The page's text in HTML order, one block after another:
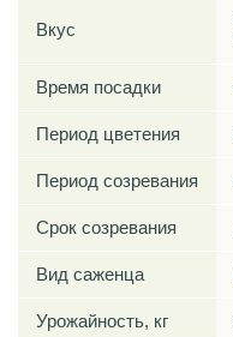
Вкус
Время посадки
Период цветения
Период созревания
Срок созревания
Вид саженца
Урожайность, кг